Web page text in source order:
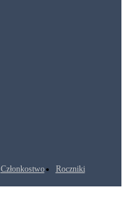
Członkostwo Roczniki